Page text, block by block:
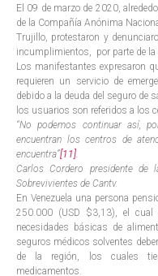
El 09 de marzo de 2020,
de la Compañía Anónima
Trujillo, protestaron y
incumplimientos, por parte de la
Los manifestantes expresaron
requieren un servicio de
debido a la deuda del seguro de
los usuarios son referidos a los
“No podemos continuar así,
encuentran los centros de
encuentra”[11]
Carlos Cordero presidente de
Sobrevivientes de Cantv.
En Venezuela una persona
250.000 (USD $3,13), el
necesidades básicas de
seguros médicos solventes
de la región, los cuales
medicamentos.